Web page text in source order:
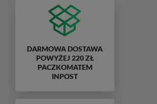
DARMOWA DOSTAWA
POWYŻEJ 220 ZŁ
PACZKOMATEM
INPOST